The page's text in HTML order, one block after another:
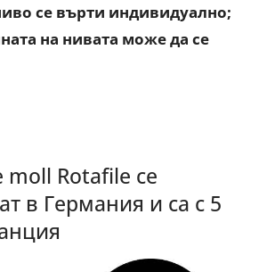
се върти индивидуално;
на нивата може да се
moll Rotafile се
в Германия и са с 5